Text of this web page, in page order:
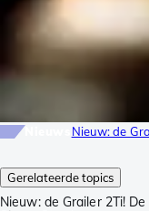
Gerelateerde topics
Nieuw: de Grailer 2Ti!
Nieuw: de